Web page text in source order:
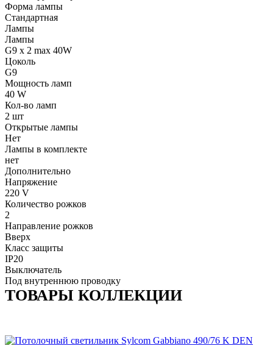
Форма лампы
Стандартная
Лампы
Лампы
G9 x 2 max 40W
Цоколь
G9
Мощность ламп
40 W
Кол-во ламп
2 шт
Открытые лампы
Нет
Лампы в комплекте
нет
Дополнительно
Напряжение
220 V
Количество рожков
2
Направление рожков
Вверх
Класс защиты
IP20
Выключатель
Под внутреннюю проводку
ТОВАРЫ КОЛЛЕКЦИИ